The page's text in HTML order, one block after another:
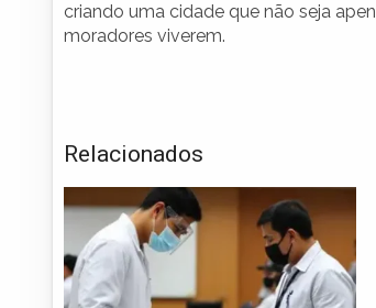
criando uma cidade que não seja
moradores viverem.
Relacionados